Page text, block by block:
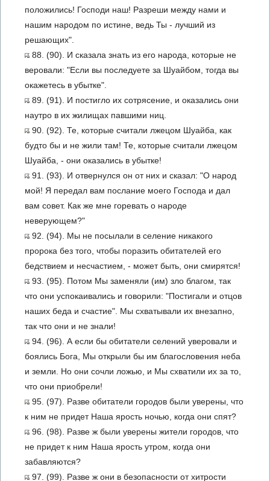
положились! Господи наш! Разреши между нами и
нашим народом по истине, ведь Ты - лучший из
решающих".
88. (90). И сказала знать из его народа, которые не
веровали: "Если вы последуете за Шуайбом, тогда вы
окажетесь в убытке".
89. (91). И постигло их сотрясение, и оказались они
наутро в их жилищах павшими ниц.
90. (92). Те, которые считали лжецом Шуайба, как
будто бы и не жили там! Те, которые считали лжецом
Шуайба, - они оказались в убытке!
91. (93). И отвернулся он от них и сказал: "О народ
мой! Я передал вам послание моего Господа и дал
вам совет. Как же мне горевать о народе
неверующем?"
92. (94). Мы не посылали в селение никакого
пророка без того, чтобы поразить обитателей его
бедствием и несчастием, - может быть, они смирятся!
93. (95). Потом Мы заменяли (им) зло благом, так
что они успокаивались и говорили: "Постигали и отцов
наших беда и счастие". Мы схватывали их внезапно,
так что они и не знали!
94. (96). А если бы обитатели селений уверовали и
боялись Бога, Мы открыли бы им благословения неба
и земли. Но они сочли ложью, и Мы схватили их за то,
что они приобрели!
95. (97). Разве обитатели городов были уверены, что
к ним не придет Наша ярость ночью, когда они спят?
96. (98). Разве ж были уверены жители городов, что
не придет к ним Наша ярость утром, когда они
забавляются?
97. (99). Разве ж они в безопасности от хитрости